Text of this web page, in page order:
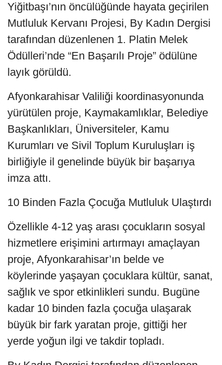
Yiğitbaşı’nın öncülüğünde hayata geçirilen
Mutluluk Kervanı Projesi, By Kadın Dergisi
tarafından düzenlenen 1. Platin Melek
Ödülleri’nde “En Başarılı Proje” ödülüne
layık görüldü.
Afyonkarahisar Valiliği koordinasyonunda
yürütülen proje, Kaymakamlıklar, Belediye
Başkanlıkları, Üniversiteler, Kamu
Kurumları ve Sivil Toplum Kuruluşları iş
birliğiyle il genelinde büyük bir başarıya
imza attı.
10 Binden Fazla Çocuğa Mutluluk Ulaştırdı
Özellikle 4-12 yaş arası çocukların sosyal
hizmetlere erişimini artırmayı amaçlayan
proje, Afyonkarahisar’ın belde ve
köylerinde yaşayan çocuklara kültür, sanat,
sağlık ve spor etkinlikleri sundu. Bugüne
kadar 10 binden fazla çocuğa ulaşarak
büyük bir fark yaratan proje, gittiği her
yerde yoğun ilgi ve takdir topladı.